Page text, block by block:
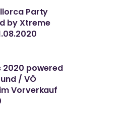
Party
by Xtreme
2020 powered
/ VÖ
Vorverkauf